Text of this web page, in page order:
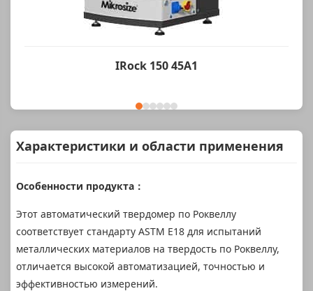
IRock 150 45A1
Характеристики и области применения
Особенности продукта：
Этот автоматический твердомер по Роквеллу
соответствует стандарту ASTM E18 для испытаний
металлических материалов на твердость по Роквеллу,
отличается высокой автоматизацией, точностью и
эффективностью измерений.